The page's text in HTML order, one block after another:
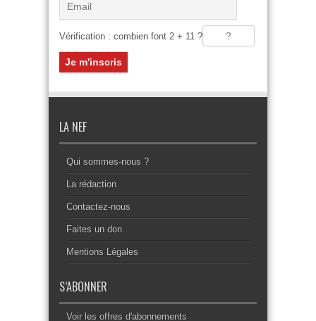
Vérification : combien font 2 + 11 ?
LA NEF
Qui sommes-nous ?
La rédaction
Contactez-nous
Faites un don
Mentions Légales
S’ABONNER
Voir les offres d'abonnements